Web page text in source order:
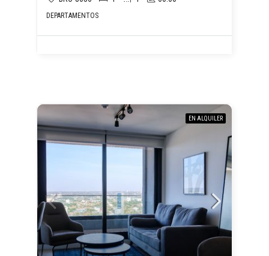
DEPARTAMENTOS
EN ALQUILER